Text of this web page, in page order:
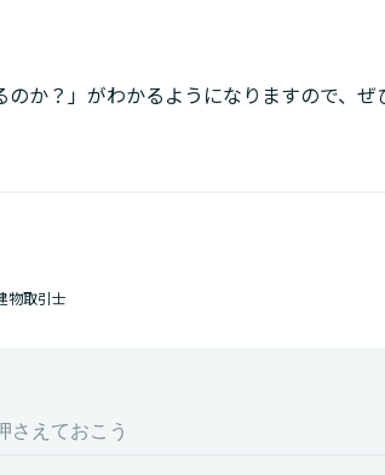
のか？」がわかるようになりますので、
物取引士
さえておこう